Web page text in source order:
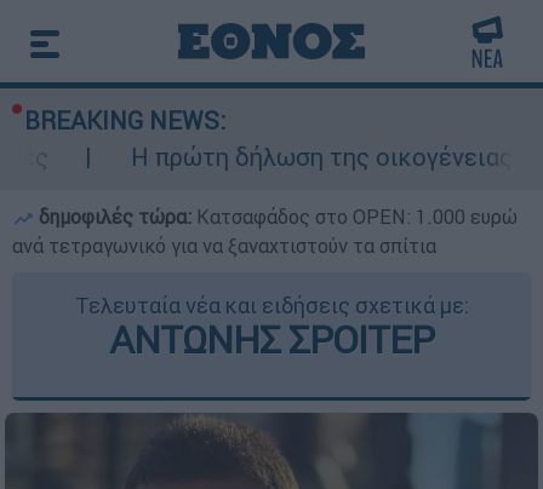
BREAKING NEWS:
πρώτη δήλωση της οικογένειας της
δημοφιλές τώρα: Κατσαφάδος στο OPEN: 1.000 ευρώ
ανά τετραγωνικό για να ξαναχτιστούν τα σπίτια
Τελευταία νέα και ειδήσεις σχετικά με:
ΑΝΤΩΝΗΣ ΣΡΟΙΤΕΡ